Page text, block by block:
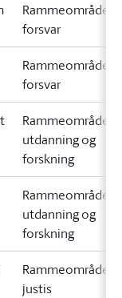
Rammeområde 8
forsvar
Rammeområde 8
forsvar
Rammeområde
utdanning og
forskning
Rammeområde
utdanning og
forskning
Rammeområde 5
justis